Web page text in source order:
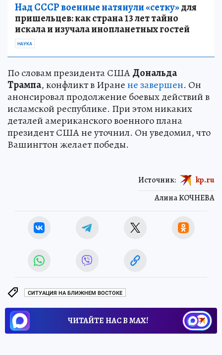
Над СССР военные натянули «сетку»для
пришельцев: как страна 13 лет тайно
искала и изучала инопланетных гостей
НАУКА
По словам президента СШАДональда
Трампа, конфликт в Иранене завершен. Он
анонсировал продолжение боевых действий в
исламской республике. При этом никаких
деталей американского военного плана
президент США не уточнил. Он уведомил, что
Вашингтон желает победы.
Алина КОЧНЕВА
Источник: kp.ru
СИТУАЦИЯ НА БЛИЖНЕМ ВОСТОКЕ
ЧИТАЙТЕ НАС В МАХ!